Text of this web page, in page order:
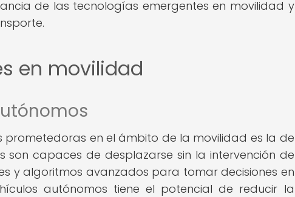
de las tecnologías emergentes en movilidad y
en movilidad
en el ámbito de la movilidad es la de
son capaces de desplazarse sin la intervención de
y algoritmos avanzados para tomar decisiones en
autónomos tiene el potencial de reducir la